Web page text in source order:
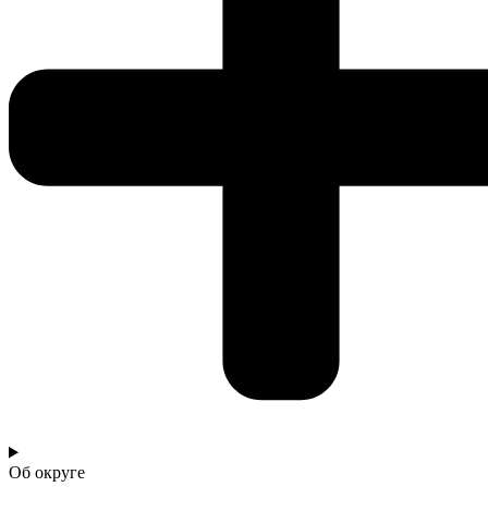
Об округе